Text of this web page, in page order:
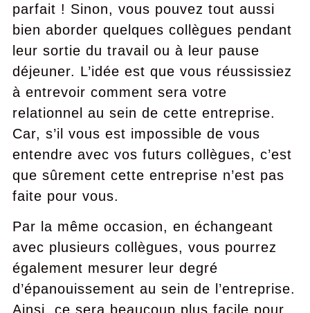
parfait ! Sinon, vous pouvez tout aussi
bien aborder quelques collègues pendant
leur sortie du travail ou à leur pause
déjeuner. L’idée est que vous réussissiez
à entrevoir comment sera votre
relationnel au sein de cette entreprise.
Car, s’il vous est impossible de vous
entendre avec vos futurs collègues, c’est
que sûrement cette entreprise n’est pas
faite pour vous.
Par la même occasion, en échangeant
avec plusieurs collègues, vous pourrez
également mesurer leur degré
d’épanouissement au sein de l’entreprise.
Ainsi, ce sera beaucoup plus facile pour